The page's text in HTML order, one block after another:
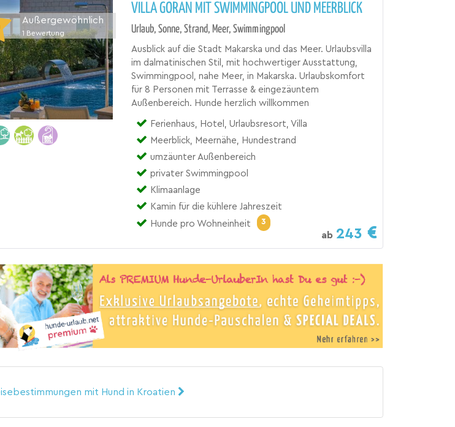
Außergewöhnlich
1 Bewertung
VILLA GORAN MIT SWIMMINGPOOL UND MEERBLICK
Urlaub, Sonne, Strand, Meer, Swimmingpool
Ausblick auf die Stadt Makarska und das Meer. Urlaubsvilla
im dalmatinischen Stil, mit hochwertiger Ausstattung,
Swimmingpool, nahe Meer, in Makarska. Urlaubskomfort
für 8 Personen mit Terrasse & eingezäuntem
Außenbereich. Hunde herzlich willkommen
Ferienhaus, Hotel, Urlaubsresort, Villa
Meerblick, Meernähe, Hundestrand
umzäunter Außenbereich
privater Swimmingpool
Klimaanlage
Kamin für die kühlere Jahreszeit
Hunde pro Wohneinheit
3
ab 243
mit Hund in Kroatien